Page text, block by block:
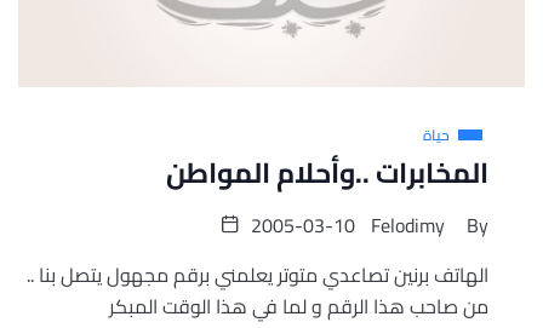
حياة
المخابرات ..وأحلام المواطن
By
Felodimy
2005-03-10
الهاتف برنين تصاعدي متوتر يعلمني برقم مجهول يتصل بنا ..
من صاحب هذا الرقم و لما في هذا الوقت المبكر